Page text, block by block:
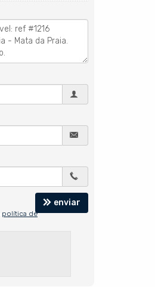
política de
enviar